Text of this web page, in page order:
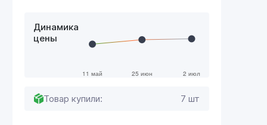
Динамика
цены
Товар купили: 7 шт